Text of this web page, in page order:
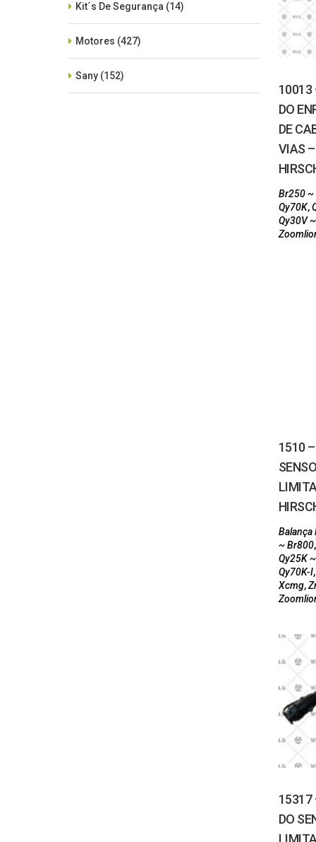
Kit´s De Segurança (14)
Motores (427)
Sany (152)
10013
DO
DE
VIAS –
Br250 ~
Qy70K,
Qy30V
1510
Balança
~ Br800
Qy25K
Qy70K-I
Xcmg,
15317
DO